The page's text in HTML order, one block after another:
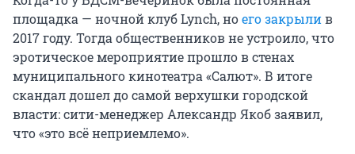
площадка — ночной клуб Lynch, ноего закрылив
2017 году. Тогда общественников не устроило, что
эротическое мероприятие прошло в стенах
муниципального кинотеатра «Салют». В итоге
скандал дошел до самой верхушки городской
власти: сити-менеджер Александр Якоб заявил,
что «это всё неприемлемо».